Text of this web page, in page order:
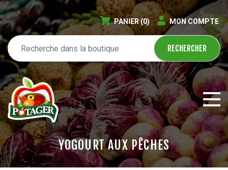
PANIER(0) MON COMPTE
YOGOURT AUX PÊCHES